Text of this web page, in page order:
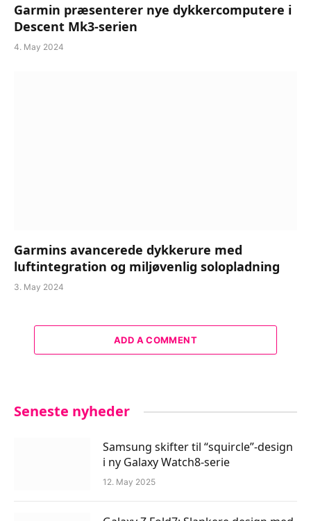
Garmin præsenterer nye dykkercomputere i
Descent Mk3-serien
4. May 2024
Garmins avancerede dykkerure med
luftintegration og miljøvenlig solopladning
3. May 2024
ADD A COMMENT
Seneste nyheder
Samsung skifter til “squircle”-design
i ny Galaxy Watch8-serie
12. May 2025